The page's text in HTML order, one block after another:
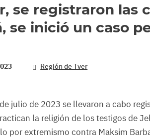
se registraron las
se inició un caso
Región de Tver
julio de 2023 se llevaron a cabo
la religión de los testigos de
por extremismo contra Maksim